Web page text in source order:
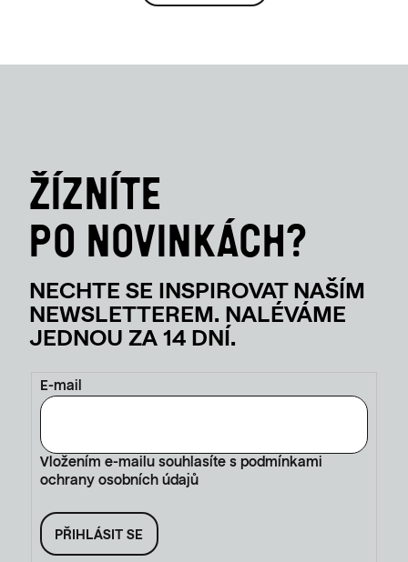
E-mail
Vložením e-mailu souhlasíte s podmínkami
ochrany osobních údajů
PŘIHLÁSIT SE